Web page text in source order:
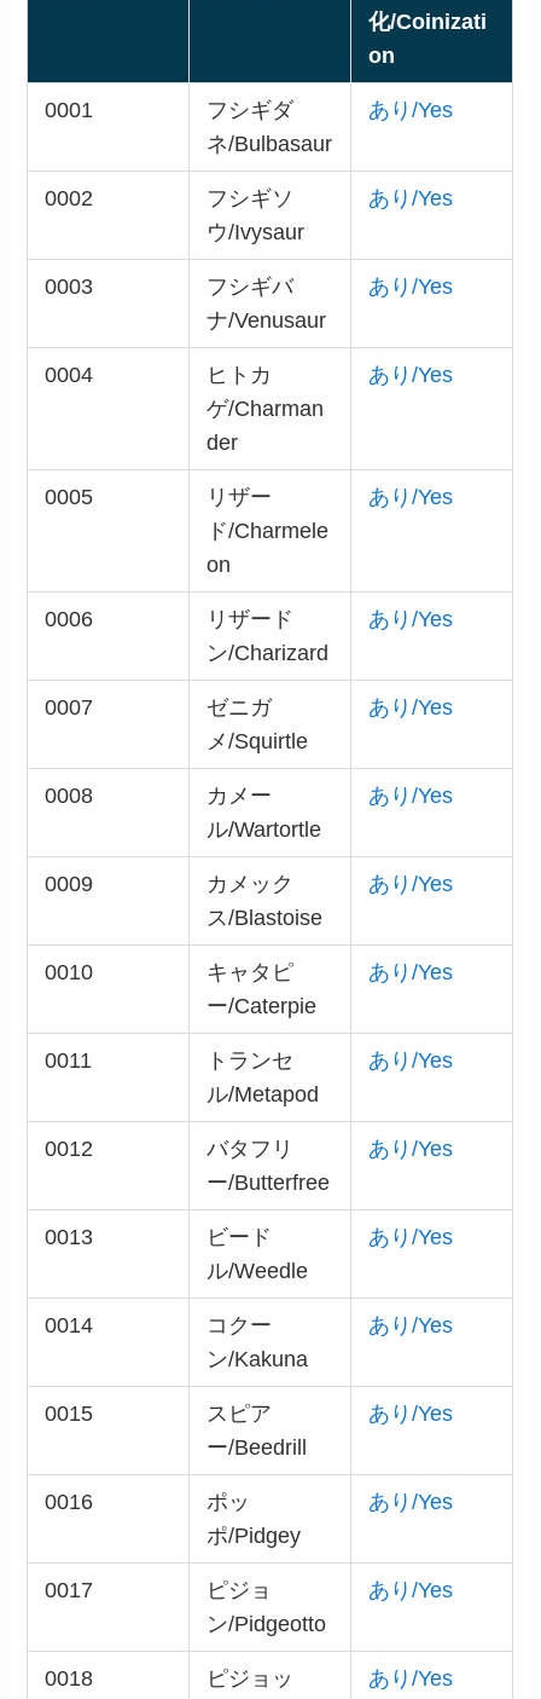
化/Coinizati
on
0001
フシギダ
ネ/Bulbasaur
あり/Yes
0002
フシギソ
ウ/Ivysaur
あり/Yes
0003
フシギバ
ナ/Venusaur
あり/Yes
0004
ヒトカ
ゲ/Charman
der
あり/Yes
0005
リザー
ド/Charmele
on
あり/Yes
0006
リザード
ン/Charizard
あり/Yes
0007
ゼニガ
メ/Squirtle
あり/Yes
0008
カメー
ル/Wartortle
あり/Yes
0009
カメック
ス/Blastoise
あり/Yes
0010
キャタピ
ー/Caterpie
あり/Yes
0011
トランセ
ル/Metapod
あり/Yes
0012
バタフリ
ー/Butterfree
あり/Yes
0013
ビード
ル/Weedle
あり/Yes
0014
コクー
ン/Kakuna
あり/Yes
0015
スピア
ー/Beedrill
あり/Yes
0016
ポッ
ポ/Pidgey
あり/Yes
0017
ピジョ
ン/Pidgeotto
あり/Yes
0018
ピジョッ
あり/Yes